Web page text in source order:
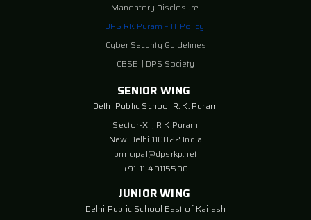
Mandatory Disclosure
DPS RK Puram – IT Policy
Cyber Security Guidelines
CBSE | DPS Society
SENIOR WING
Delhi Public School R. K. Puram
Sector-XII, R K Puram
New Delhi 110022 India
principal@dpsrkp.net
+91-11-49115500
JUNIOR WING
Delhi Public School East of Kailash